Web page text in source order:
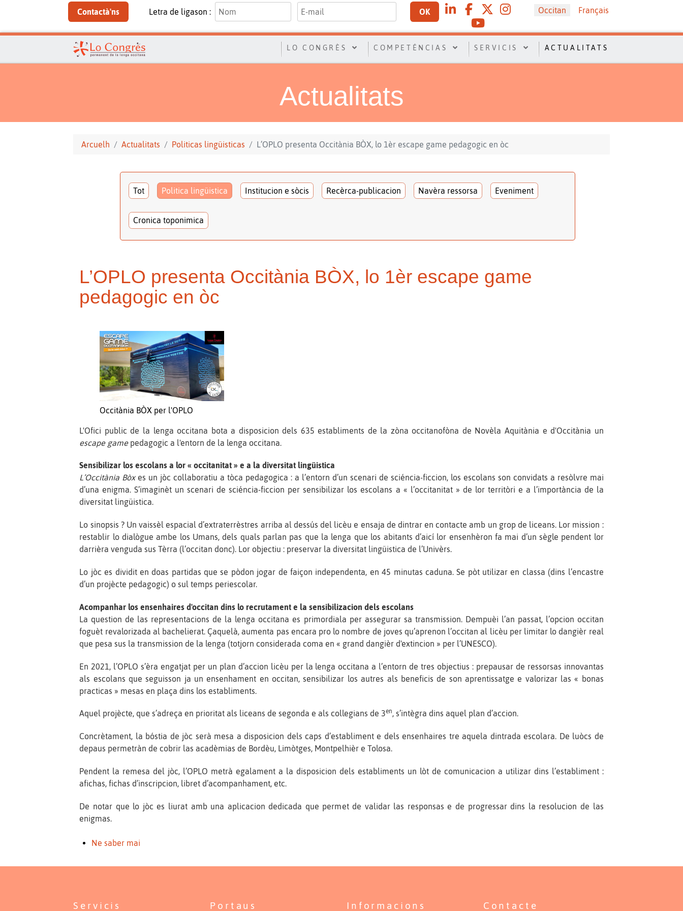
Contactà'ns Letra de ligason : OK Sélectionnez votre langue
Occitan Français
LO CONGRÈS COMPETÉNCIAS SERVICIS ACTUALITATS
Actualitats
Arcuelh Actualitats Politicas lingüisticas L’OPLO presenta Occitània BÒX, lo 1èr escape game pedagogic en òc
Tot Politica lingüistica Institucion e sòcis Recèrca-publicacion Navèra ressorsa Eveniment
Cronica toponimica
L’OPLO presenta Occitània BÒX, lo 1èr escape game
pedagogic en òc
Occitània BÒX per l'OPLO
L'Ofici public de la lenga occitana bota a disposicion dels 635 establiments de la zòna occitanofòna de Novèla Aquitània e d'Occitània un
escape gamepedagogic a l'entorn de la lenga occitana.
Sensibilizar los escolans a lor « occitanitat » e a la diversitat lingüistica
L’Occitània Bòxes un jòc collaboratiu a tòca pedagogica : a l’entorn d’un scenari de sciéncia-ficcion, los escolans son convidats a resòlvre mai
d’una enigma. S’imaginèt un scenari de sciéncia-ficcion per sensibilizar los escolans a « l’occitanitat » de lor territòri e a l’importància de la
diversitat lingüistica.
Lo sinopsis ? Un vaissèl espacial d’extraterrèstres arriba al dessús del licèu e ensaja de dintrar en contacte amb un grop de liceans. Lor mission :
restablir lo dialògue ambe los Umans, dels quals parlan pas que la lenga que los abitants d’aicí lor ensenhèron fa mai d’un sègle pendent lor
darrièra venguda sus Tèrra (l’occitan donc). Lor objectiu : preservar la diversitat lingüistica de l’Univèrs.
Lo jòc es dividit en doas partidas que se pòdon jogar de faiçon independenta, en 45 minutas caduna. Se pòt utilizar en classa (dins l’encastre
d’un projècte pedagogic) o sul temps periescolar.
Acompanhar los ensenhaires d'occitan dins lo recrutament e la sensibilizacion dels escolans
La question de las representacions de la lenga occitana es primordiala per assegurar sa transmission. Dempuèi l’an passat, l’opcion occitan
foguèt revalorizada al bachelierat. Çaquelà, aumenta pas encara pro lo nombre de joves qu’aprenon l’occitan al licèu per limitar lo dangièr real
que pesa sus la transmission de la lenga (totjorn considerada coma en « grand dangièr d'extincion » per l’UNESCO).
En 2021, l’OPLO s’èra engatjat per un plan d’accion licèu per la lenga occitana a l’entorn de tres objectius : prepausar de ressorsas innovantas
als escolans que seguisson ja un ensenhament en occitan, sensibilizar los autres als beneficis de son aprentissatge e valorizar las « bonas
practicas » mesas en plaça dins los establiments.
Aquel projècte, que s’adreça en prioritat als liceans de segonda e als collegians de 3en, s’intègra dins aquel plan d’accion.
Concrètament, la bóstia de jòc serà mesa a disposicion dels caps d’establiment e dels ensenhaires tre aquela dintrada escolara. De luòcs de
depaus permetràn de cobrir las acadèmias de Bordèu, Limòtges, Montpelhièr e Tolosa.
Pendent la remesa del jòc, l’OPLO metrà egalament a la disposicion dels establiments un lòt de comunicacion a utilizar dins l’establiment :
afichas, fichas d’inscripcion, libret d’acompanhament, etc.
De notar que lo jòc es liurat amb una aplicacion dedicada que permet de validar las responsas e de progressar dins la resolucion de las
enigmas.
Ne saber mai
Servicis Portaus Informacions Contacte